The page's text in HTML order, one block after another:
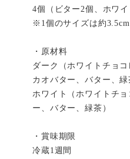
4個（ビター2個、ホワイ
※1個のサイズは約
・原材料
ダーク（ホワイトチョ
カオバター、バター、緑
ホワイト（ホワイトチ
ー、バター、緑茶）
・賞味期限
冷蔵1週間